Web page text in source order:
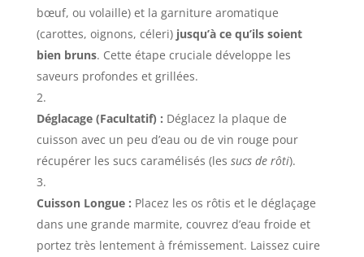
bœuf, ou volaille) et la garniture aromatique
(carottes, oignons, céleri) jusqu’à ce qu’ils soient
bien bruns. Cette étape cruciale développe les
saveurs profondes et grillées.
Déglacage (Facultatif) : Déglacez la plaque de
cuisson avec un peu d’eau ou de vin rouge pour
récupérer les sucs caramélisés (les sucs de rôti).
Cuisson Longue : Placez les os rôtis et le déglaçage
dans une grande marmite, couvrez d’eau froide et
portez très lentement à frémissement. Laissez cuire